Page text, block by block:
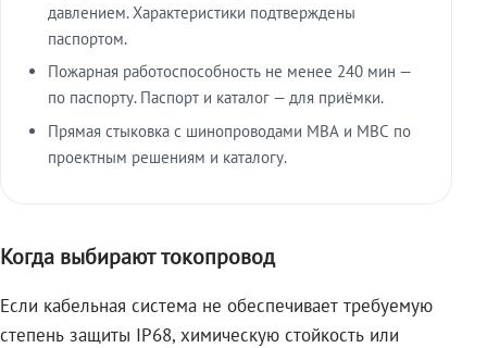
давлением. Характеристики подтверждены
паспортом.
Пожарная работоспособность не менее 240 мин —
по паспорту. Паспорт и каталог — для приёмки.
Прямая стыковка с шинопроводами МВА и МВС по
проектным решениям и каталогу.
Когда выбирают токопровод
Если кабельная система не обеспечивает требуемую
степень защиты IP68, химическую стойкость или